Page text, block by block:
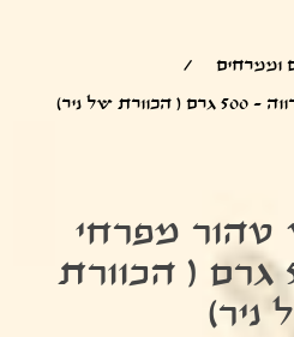
וממרחים
/
טהור מפרחי
מרווה - 500 גרם ( הכוורת
ניר)